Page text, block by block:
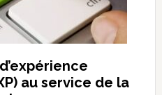
au service de la